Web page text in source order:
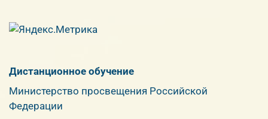
Дистанционное обучение
Министерство просвещения Российской
Федерации